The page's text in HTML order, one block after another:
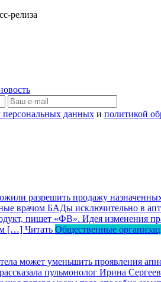
релиза
персональных данных и политикой
разрешить продажу
врачом БАДы исключительно в
пишет «ФВ». Идея изменения
[…] Читать Общественные
может уменьшить проявления
пульмонолог Ирина